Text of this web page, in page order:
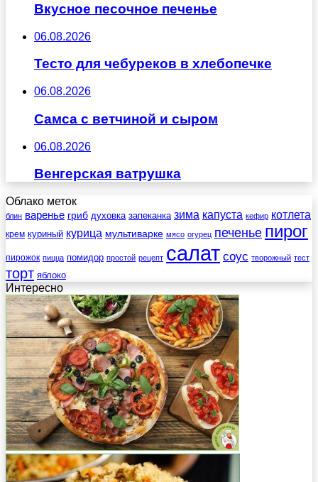
Вкусное песочное печенье
06.08.2026
Тесто для чебуреков в хлебопечке
06.08.2026
Самса с ветчиной и сыром
06.08.2026
Венгерская ватрушка
Облако меток
блин варенье гриб духовка запеканка зима капуста кефир котлета
крем куриный курица мультиварке мясо огурец печенье пирог
пирожок пицца помидор простой рецепт салат соус творожный тест
торт яблоко
Интересно